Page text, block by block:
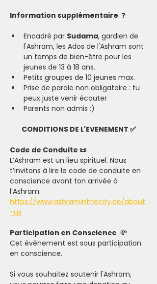
Information supplémentaire ❓
Encadré par Sudama, gardien de
l'Ashram, les Ados de l'Ashram sont
un temps de bien-être pour les
jeunes de 13 à 18 ans.
Petits groupes de 10 jeunes max.
Prise de parole non obligatoire : tu
peux juste venir écouter
Parents non admis :)
CONDITIONS DE L'EVENEMENT ✅
Code de Conduite 📜
L’Ashram est un lieu spirituel. Nous
t’invitons à lire le code de conduite en
conscience avant ton arrivée à
l’Ashram:
https://www.ashraminthecity.be/about
-us
Participation en Conscience 💸
Cet événement est sous participation
en conscience.
Si vous souhaitez soutenir l'Ashram,